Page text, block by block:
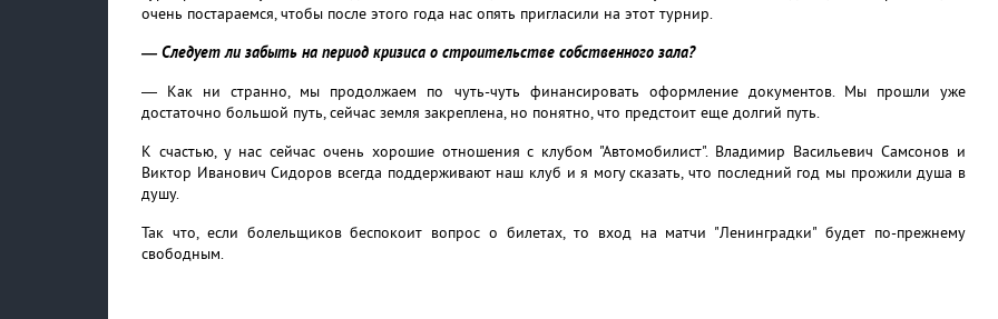
очень постараемся, чтобы после этого года нас опять пригласили на этот турнир.
— Следует ли забыть на период кризиса о строительстве собственного зала?
— Как ни странно, мы продолжаем по чуть-чуть финансировать оформление документов. Мы прошли уже
достаточно большой путь, сейчас земля закреплена, но понятно, что предстоит еще долгий путь.
К счастью, у нас сейчас очень хорошие отношения с клубом "Автомобилист". Владимир Васильевич Самсонов и
Виктор Иванович Сидоров всегда поддерживают наш клуб и я могу сказать, что последний год мы прожили душа в
душу.
Так что, если болельщиков беспокоит вопрос о билетах, то вход на матчи "Ленинградки" будет по-прежнему
свободным.